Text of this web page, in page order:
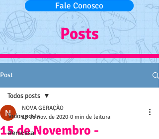
Fale Conosco
Posts
Post
Todos posts
#emcasa
Todos posts
15 de Novembro -
NOVA GERAÇÃO
15 de nov. de 2020 0 min de leitura